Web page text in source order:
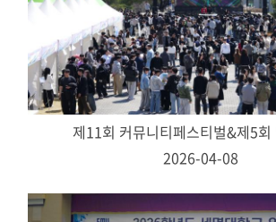
제11회 커뮤니티페스티벌&제5회
2026-04-08